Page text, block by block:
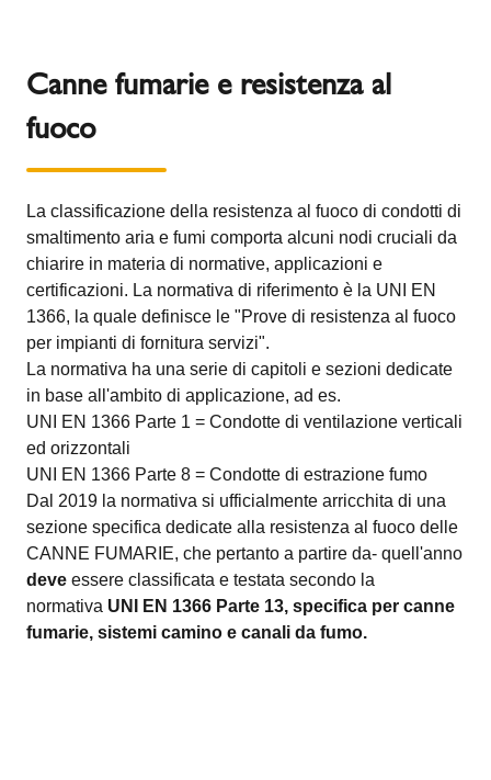
Canne fumarie e resistenza al
fuoco
La classificazione della resistenza al fuoco di condotti di
smaltimento aria e fumi comporta alcuni nodi cruciali da
chiarire in materia di normative, applicazioni e
certificazioni. La normativa di riferimento è la UNI EN
1366, la quale definisce le "Prove di resistenza al fuoco
per impianti di fornitura servizi".
La normativa ha una serie di capitoli e sezioni dedicate
in base all'ambito di applicazione, ad es.
UNI EN 1366 Parte 1 = Condotte di ventilazione verticali
ed orizzontali
UNI EN 1366 Parte 8 = Condotte di estrazione fumo
Dal 2019 la normativa si ufficialmente arricchita di una
sezione specifica dedicate alla resistenza al fuoco delle
CANNE FUMARIE, che pertanto a partire da- quell'anno
deve essere classificata e testata secondo la
normativa UNI EN 1366 Parte 13, specifica per canne
fumarie, sistemi camino e canali da fumo.